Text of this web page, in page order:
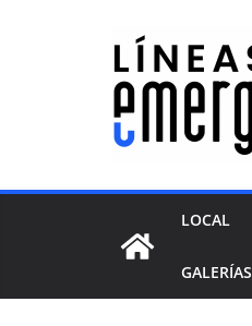
LOCAL
GALERÍAS